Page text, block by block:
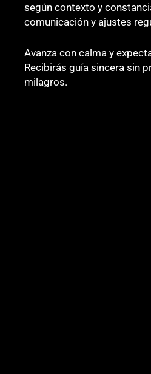
según contexto y
comunicación y ajustes
Avanza con calma y
Recibirás guía sincera sin
milagros.